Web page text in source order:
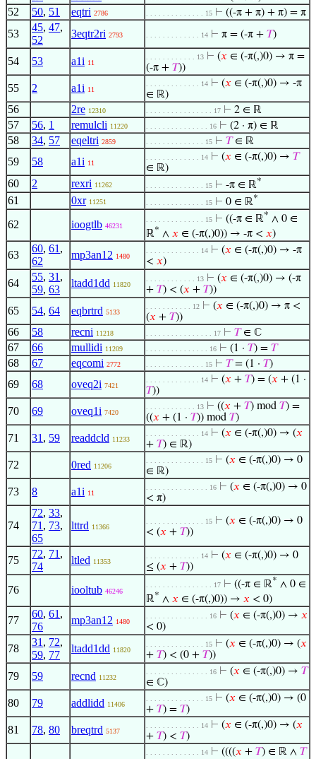
52 50, 51 eqtri 2786 . . . . . . . . . . . . . . 15 ⊢ ((-π + π) + π) = π
53
45, 47,
52
3eqtr2ri 2793 . . . . . . . . . . . . . 14 ⊢ π = (-π + 𝑇)
54 53 a1i 11
. . . . . . . . . . . . 13 ⊢ (𝑥 ∈ (-π(,)0) → π =
(-π + 𝑇))
55 2 a1i 11
. . . . . . . . . . . . . 14 ⊢ (𝑥 ∈ (-π(,)0) → -π
∈ ℝ)
56 2re 12310 . . . . . . . . . . . . . . . . 17 ⊢ 2 ∈ ℝ
57 56, 1 remulcli 11220 . . . . . . . . . . . . . . . 16 ⊢ (2 · π) ∈ ℝ
58 34, 57 eqeltri 2859 . . . . . . . . . . . . . . 15 ⊢ 𝑇∈ ℝ
59 58 a1i 11
. . . . . . . . . . . . . 14 ⊢ (𝑥 ∈ (-π(,)0) → 𝑇
∈ ℝ)
60 2 rexri 11262 . . . . . . . . . . . . . . 15 ⊢ -π ∈ ℝ*
61 0xr 11251 . . . . . . . . . . . . . . 15 ⊢ 0 ∈ ℝ*
62 ioogtlb 46231
. . . . . . . . . . . . . . 15 ⊢ ((-π ∈ ℝ* ∧ 0 ∈
ℝ* ∧ 𝑥 ∈ (-π(,)0)) → -π < 𝑥)
63
60, 61 ,
62
mp3an12 1480
. . . . . . . . . . . . . 14 ⊢ (𝑥 ∈ (-π(,)0) → -π
< 𝑥)
64
55, 31 ,
59, 63
ltadd1dd 11820
. . . . . . . . . . . . 13 ⊢ (𝑥 ∈ (-π(,)0) → (-π
+ 𝑇) < (𝑥 + 𝑇))
65 54, 64 eqbrtrd 5133
. . . . . . . . . . . 12 ⊢ (𝑥 ∈ (-π(,)0) → π <
(𝑥 + 𝑇))
66 58 recni 11218 . . . . . . . . . . . . . . . . 17 ⊢ 𝑇∈ ℂ
67 66 mullidi 11209 . . . . . . . . . . . . . . . 16 ⊢ (1 · 𝑇) = 𝑇
68 67 eqcomi 2772 . . . . . . . . . . . . . . 15 ⊢ 𝑇= (1 · 𝑇)
69 68 oveq2i 7421
. . . . . . . . . . . . . 14 ⊢ (𝑥 + 𝑇) = (𝑥 + (1 ·
𝑇))
70 69 oveq1i 7420
. . . . . . . . . . . . 13 ⊢ ((𝑥 + 𝑇) mod 𝑇) =
((𝑥 + (1 · 𝑇)) mod 𝑇)
71 31 , 59 readdcld 11233
. . . . . . . . . . . . . 14 ⊢ (𝑥 ∈ (-π(,)0) → (𝑥
+ 𝑇) ∈ ℝ)
72 0red 11206
. . . . . . . . . . . . . . 15 ⊢ (𝑥 ∈ (-π(,)0) → 0
∈ ℝ)
73 8 a1i 11
. . . . . . . . . . . . . . . 16 ⊢ (𝑥 ∈ (-π(,)0) → 0
< π)
74
72, 33,
71 , 73,
65
lttrd 11366
. . . . . . . . . . . . . . 15 ⊢ (𝑥 ∈ (-π(,)0) → 0
< (𝑥 + 𝑇))
75
72, 71 ,
74
ltled 11353
. . . . . . . . . . . . . 14 ⊢ (𝑥 ∈ (-π(,)0) → 0
≤ (𝑥 + 𝑇))
76 iooltub 46246
. . . . . . . . . . . . . . . . 17 ⊢ ((-π ∈ ℝ* ∧ 0 ∈
ℝ* ∧ 𝑥 ∈ (-π(,)0)) → 𝑥 < 0)
77
60, 61 ,
76
mp3an12 1480
. . . . . . . . . . . . . . . 16 ⊢ (𝑥 ∈ (-π(,)0) → 𝑥
< 0)
78
31 , 72,
59, 77
ltadd1dd 11820
. . . . . . . . . . . . . . 15 ⊢ (𝑥 ∈ (-π(,)0) → (𝑥
+ 𝑇) < (0 + 𝑇))
79 59 recnd 11232
. . . . . . . . . . . . . . . 16 ⊢ (𝑥 ∈ (-π(,)0) → 𝑇
∈ ℂ)
80 79 addlidd 11406
. . . . . . . . . . . . . . 15 ⊢ (𝑥 ∈ (-π(,)0) → (0
+ 𝑇) = 𝑇)
81 78, 80 breqtrd 5137
. . . . . . . . . . . . . 14 ⊢ (𝑥 ∈ (-π(,)0) → (𝑥
+ 𝑇) < 𝑇)
. . . . . . . . . . . . . 14 ⊢ ((((𝑥 + 𝑇) ∈ ℝ ∧ 𝑇